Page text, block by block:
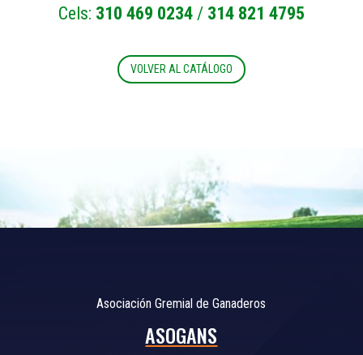
Cels: 310 469 0234/ 314 821 4795
VOLVER AL CATÁLOGO
Asociación Gremial de Ganaderos
ASOGANS